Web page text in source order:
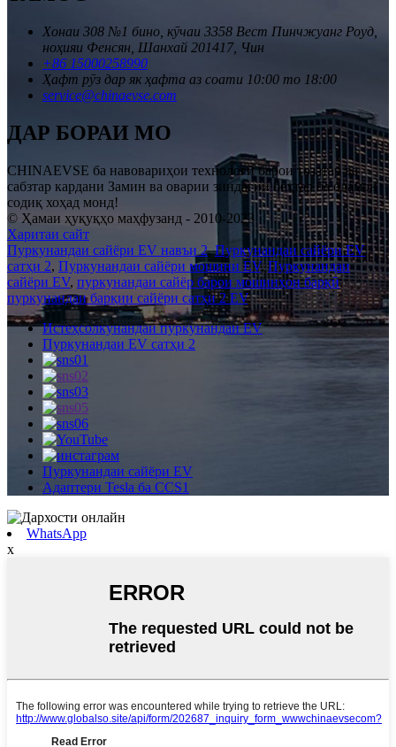
Хонаи 308 №1 бино, кӯчаи 3358 Вест Пинчжуанг Роуд,
ноҳияи Фенсян, Шанхай 201417, Чин
+86 15000258990
Ҳафт рӯз дар як ҳафта аз соати 10:00 то 18:00
service@chinaevse.com
ДАР БОРАИ МО
CHINAEVSE ба навовариҳои технологӣ барои тозатар ва
сабзтар кардани Замин ва оварии зиндагии беҳтар ба одамон
содиқ хоҳад монд!
© Ҳамаи ҳуқуқҳо маҳфузанд - 2010-2023
Харитаи сайт
Пуркунандаи сайёри EV навъи 2,Пуркунандаи сайёри EV
сатҳи 2, Пуркунандаи сайёри мошини EV,Пуркунандаи
сайёри EV, пуркунандаи сайёр барои мошинҳои барқӣ,
пуркунандаи барқии сайёри сатҳи 2 EV,
Истеҳсолкунандаи пуркунандаи EV
Пуркунандаи EV сатҳи 2
Пуркунандаи сайёри EV
Адаптери Tesla ба CCS1
WhatsApp
x